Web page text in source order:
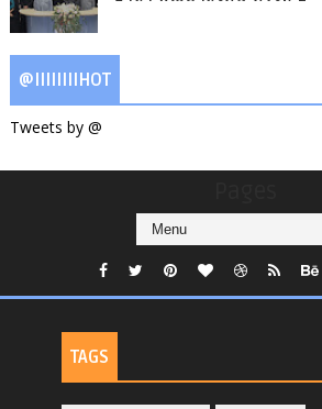
@IIIIIIIIHOT
Tweets by @
TAGS